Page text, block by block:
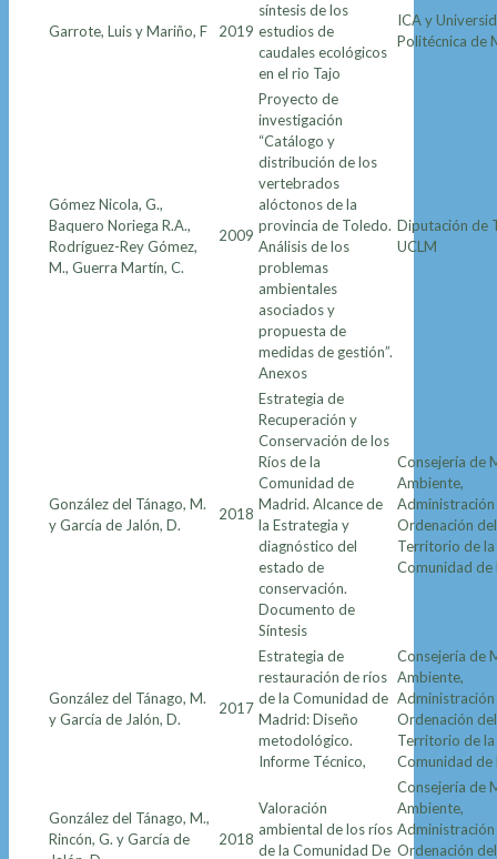
Garrote, Luis y Mariño, F 2019
síntesis de los
estudios de
caudales ecológicos
en el rio Tajo
ICA y
Politécnica de
Gómez Nicola, G.,
Baquero Noriega R.A.,
Rodríguez-Rey Gómez,
M., Guerra Martín, C.
2009
Proyecto de
investigación
“Catálogo y
distribución de los
vertebrados
alóctonos de la
provincia de Toledo.
Análisis de los
problemas
ambientales
asociados y
propuesta de
medidas de gestión”.
Anexos
Diputación de
UCLM
González del Tánago, M.
y García de Jalón, D.
2018
Estrategia de
Recuperación y
Conservación de los
Ríos de la
Comunidad de
Madrid. Alcance de
la Estrategia y
diagnóstico del
estado de
conservación.
Documento de
Síntesis
Consejería de
Ambiente,
Administración
Ordenación del
Territorio de la
Comunidad
González del Tánago, M.
y García de Jalón, D.
2017
Estrategia de
restauración de ríos
de la Comunidad de
Madrid: Diseño
metodológico.
Informe Técnico,
Consejería de
Ambiente,
Administración
Ordenación del
Territorio de la
Comunidad
González del Tánago, M.,
Rincón, G. y García de
2018
Valoración
ambiental de los ríos
de la Comunidad De
Consejería de
Ambiente,
Administración
Ordenación del